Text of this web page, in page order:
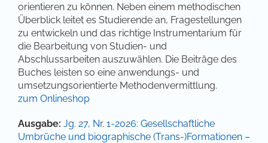
orientieren zu können. Neben einem methodischen
Überblick leitet es Studierende an, Fragestellungen
zu entwickeln und das richtige Instrumentarium für
die Bearbeitung von Studien- und
Abschlussarbeiten auszuwählen. Die Beiträge des
Buches leisten so eine anwendungs- und
umsetzungsorientierte Methodenvermittlung.
zum Onlineshop
Artikel-Details
Ausgabe: Jg. 27, Nr. 1-2026: Gesellschaftliche
Umbrüche und biographische (Trans-)Formationen –